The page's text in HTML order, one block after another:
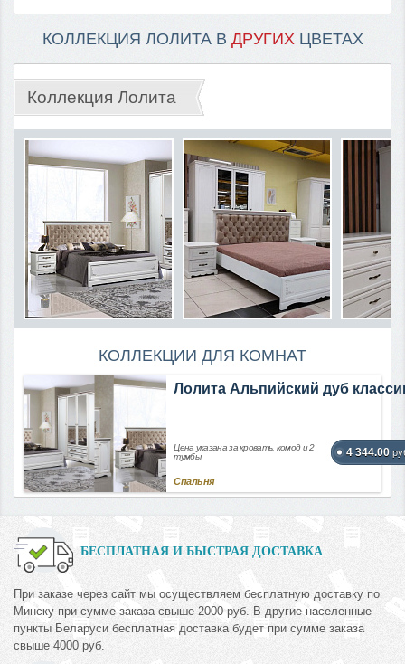
КОЛЛЕКЦИЯ ЛОЛИТА В ДРУГИХЦВЕТАХ
Коллекция Лолита
КОЛЛЕКЦИИ ДЛЯ КОМНАТ
Лолита Альпийский дуб
Цена указана за кровать, комод и 2
тумбы
4 344.00
Спальня
БЕСПЛАТНАЯ И БЫСТРАЯ ДОСТАВКА
При заказе через сайт мы осуществляем бесплатную доставку по
Минску при сумме заказа свыше 2000 руб. В другие населенные
пункты Беларуси бесплатная доставка будет при сумме заказа
свыше 4000 руб.